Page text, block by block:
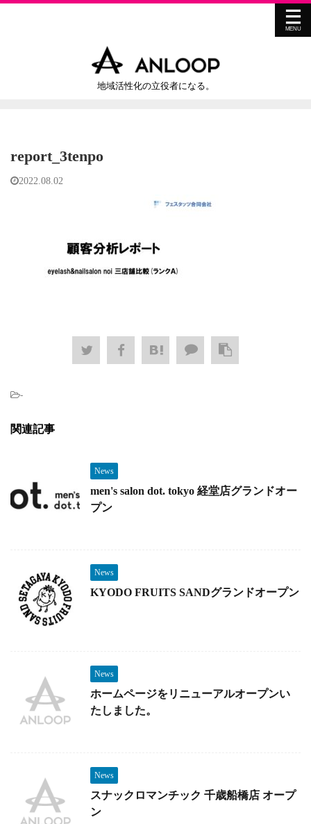
地域活性化の立役者になる。
report_3tenpo
2022.08.02
-
関連記事
News
men's salon dot. tokyo 経堂店グランドオー
プン
News
KYODO FRUITS SANDグランドオープン
News
ホームページをリニューアルオープンい
たしました。
News
スナックロマンチック 千歳船橋店 オープ
ン